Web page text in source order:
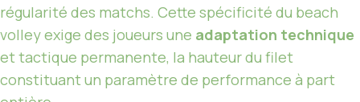
régularité des matchs. Cette spécificité du beach
volley exige des joueurs une adaptation technique
et tactique permanente, la hauteur du filet
constituant un paramètre de performance à part